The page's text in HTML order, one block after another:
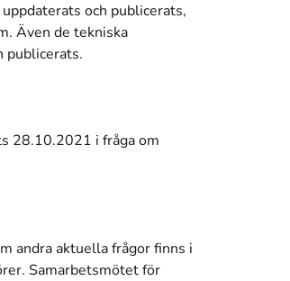
och publicerats,
Även de tekniska
publicerats.
28.10.2021 i fråga om
andra aktuella frågor finns i
Samarbetsmötet för